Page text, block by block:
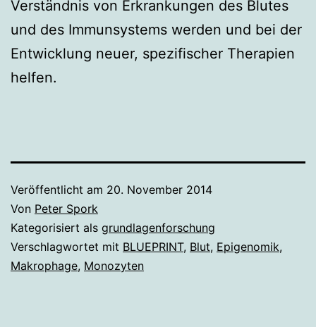
Verständnis von Erkrankungen des Blutes
und des Immunsystems werden und bei der
Entwicklung neuer, spezifischer Therapien
helfen.
Veröffentlicht am 20. November 2014
Von Peter Spork
Kategorisiert als grundlagenforschung
Verschlagwortet mit BLUEPRINT, Blut, Epigenomik,
Makrophage, Monozyten